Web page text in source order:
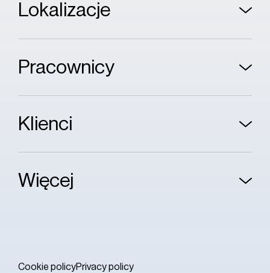
Lokalizacje
Pracownicy
Klienci
Więcej
Cookie policyPrivacy policy